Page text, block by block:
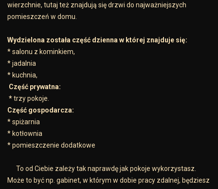
wierzchnie, tutaj też znajdują się drzwi do najważniejszych
pomieszczeń w domu.
Wydzielona została część dzienna w której znajduje się:
* salonu z kominkiem,
* jadalnia
* kuchnia,
Część prywatna:
*trzy pokoje.
Część gospodarcza:
* spiżarnia
* kotłownia
* pomieszczenie dodatkowe
To od Ciebie zależy tak naprawdę jak pokoje wykorzystasz.
Może to być np. gabinet, w którym w dobie pracy zdalnej, będziesz